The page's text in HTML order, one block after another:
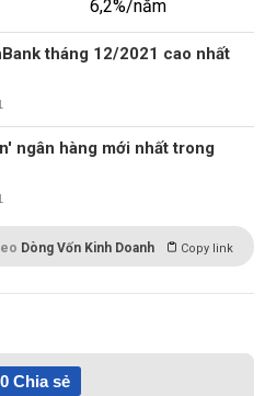
tháng 12/2021 cao nhất
ngân hàng mới nhất trong
Dòng Vốn Kinh Doanh Copy link
0Chia sẻ